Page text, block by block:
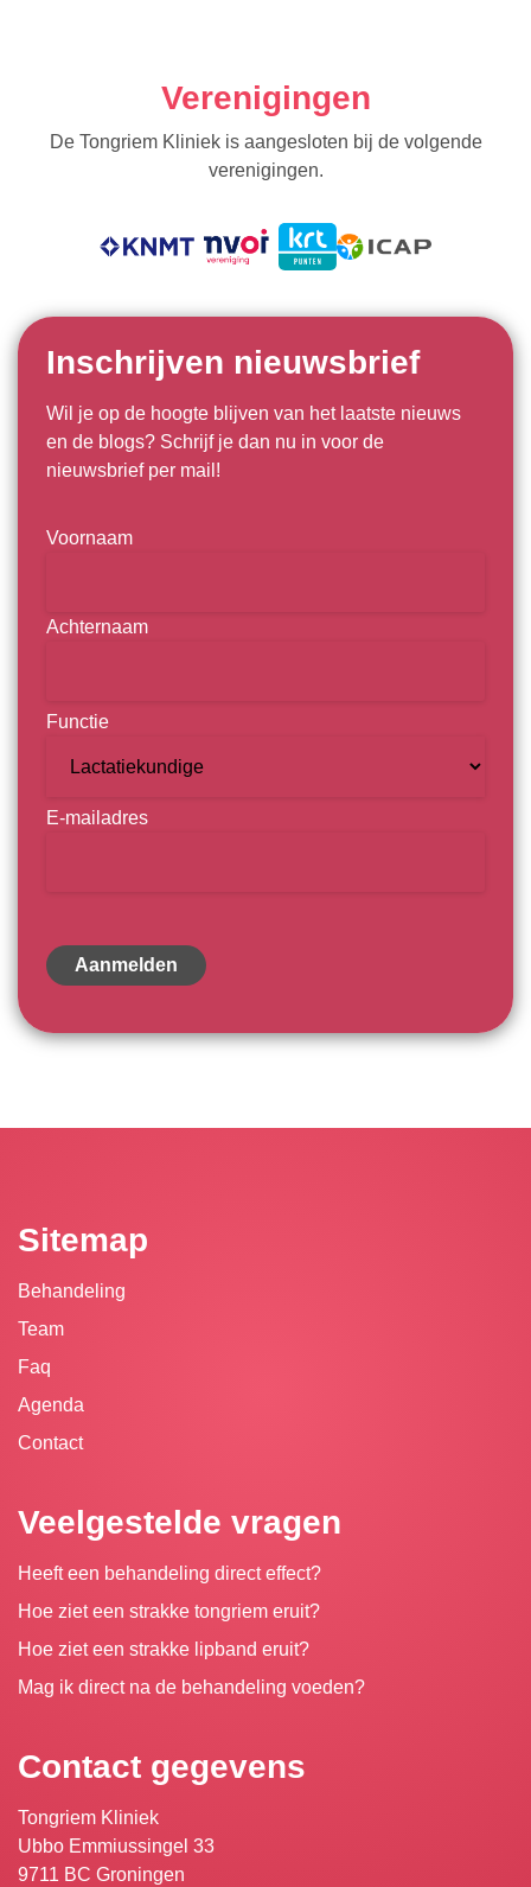
Verenigingen
De Tongriem Kliniek is aangesloten bij de volgende
verenigingen.
Inschrijven nieuwsbrief
Wil je op de hoogte blijven van het laatste nieuws
en de blogs? Schrijf je dan nu in voor de
nieuwsbrief per mail!
Naam
Voornaam
Achternaam
Functie
E-mailadres
Sitemap
Behandeling
Team
Faq
Agenda
Contact
Veelgestelde vragen
Heeft een behandeling direct effect?
Hoe ziet een strakke tongriem eruit?
Hoe ziet een strakke lipband eruit?
Mag ik direct na de behandeling voeden?
Contact gegevens
Tongriem Kliniek
Ubbo Emmiussingel 33
9711 BC Groningen